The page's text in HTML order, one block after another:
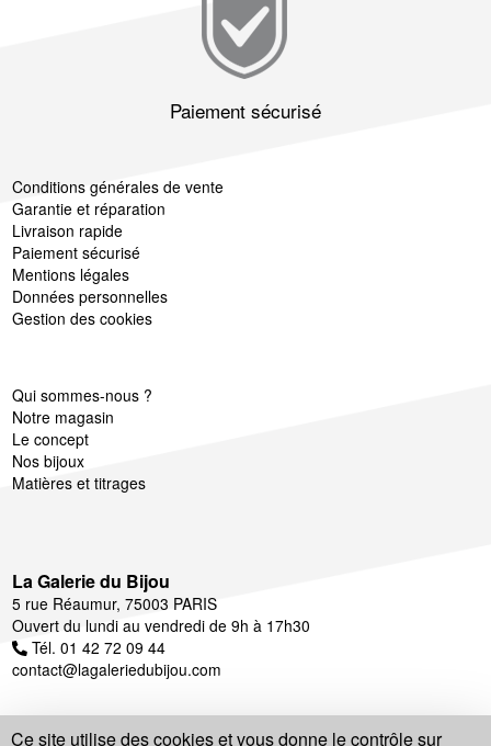
Paiement sécurisé
Conditions générales de vente
Garantie et réparation
Livraison rapide
Paiement sécurisé
Mentions légales
Données personnelles
Gestion des cookies
Qui sommes-nous ?
Notre magasin
Le concept
Nos bijoux
Matières et titrages
La Galerie du Bijou
5 rue Réaumur, 75003 PARIS
Ouvert du lundi au vendredi de 9h à 17h30
Tél. 01 42 72 09 44
contact@lagaleriedubijou.com
Ce site utilise des cookies et vous donne le contrôle sur